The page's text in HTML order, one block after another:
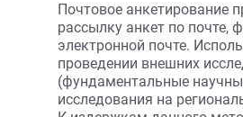
Почтовое анкетирование
рассылку анкет по почте,
электронной почте.
проведении внешних
(фундаментальные
исследования на